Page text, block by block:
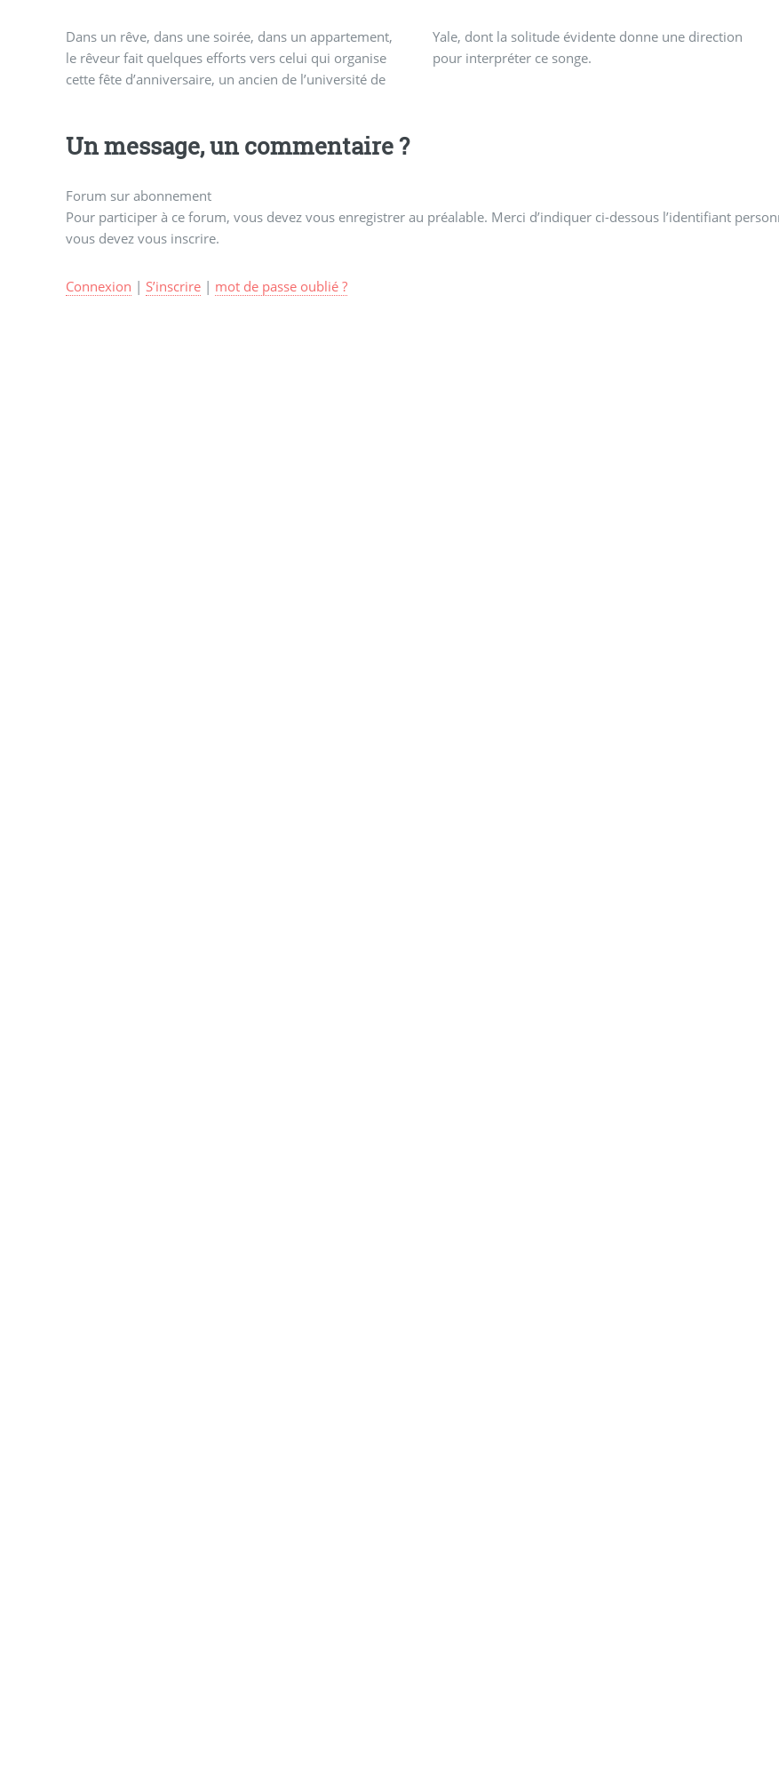
Dans un rêve, dans une soirée, dans un appartement,
le rêveur fait quelques efforts vers celui qui organise
cette fête d’anniversaire, un ancien de l’université de
Yale, dont la solitude évidente donne une direction
pour interpréter ce songe.
Un message, un commentaire ?
Forum sur abonnement
Pour participer à ce forum, vous devez vous enregistrer au préalable. Merci d’indiquer ci-dessous l’identifiant
vous devez vous inscrire.
Connexion | S’inscrire| mot de passe oublié ?